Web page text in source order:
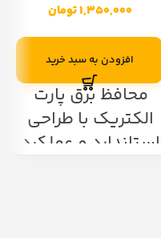
1,350,000تومان
افزودن به سبد خرید
محافظ برق پارت
الکتریک با طراحی
استاندارد و عملکرد